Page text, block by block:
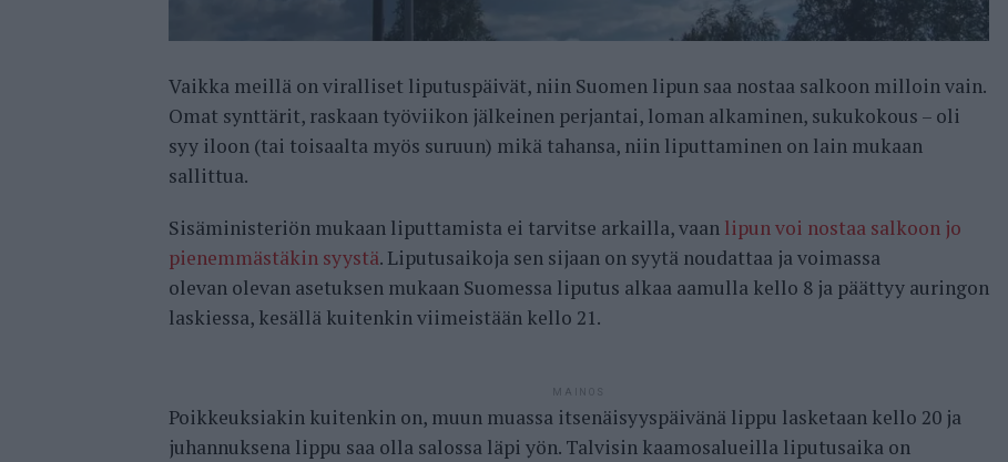
Vaikka meillä on viralliset liputuspäivät, niin Suomen lipun saa nostaa salkoon milloin vain.
Omat synttärit, raskaan työviikon jälkeinen perjantai, loman alkaminen, sukukokous – oli
syy iloon (tai toisaalta myös suruun) mikä tahansa, niin liputtaminen on lain mukaan
sallittua.
Sisäministeriön mukaan liputtamista ei tarvitse arkailla, vaan lipun voi nostaa salkoon jo
pienemmästäkin syystä. Liputusaikoja sen sijaan on syytä noudattaa ja voimassa
olevan olevan asetuksen mukaan Suomessa liputus alkaa aamulla kello 8 ja päättyy auringon
laskiessa, kesällä kuitenkin viimeistään kello 21.
MAINOS
Poikkeuksiakin kuitenkin on, muun muassa itsenäisyyspäivänä lippu lasketaan kello 20 ja
juhannuksena lippu saa olla salossa läpi yön. Talvisin kaamosalueilla liputusaika on